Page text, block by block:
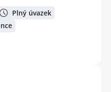
Plný úvazek